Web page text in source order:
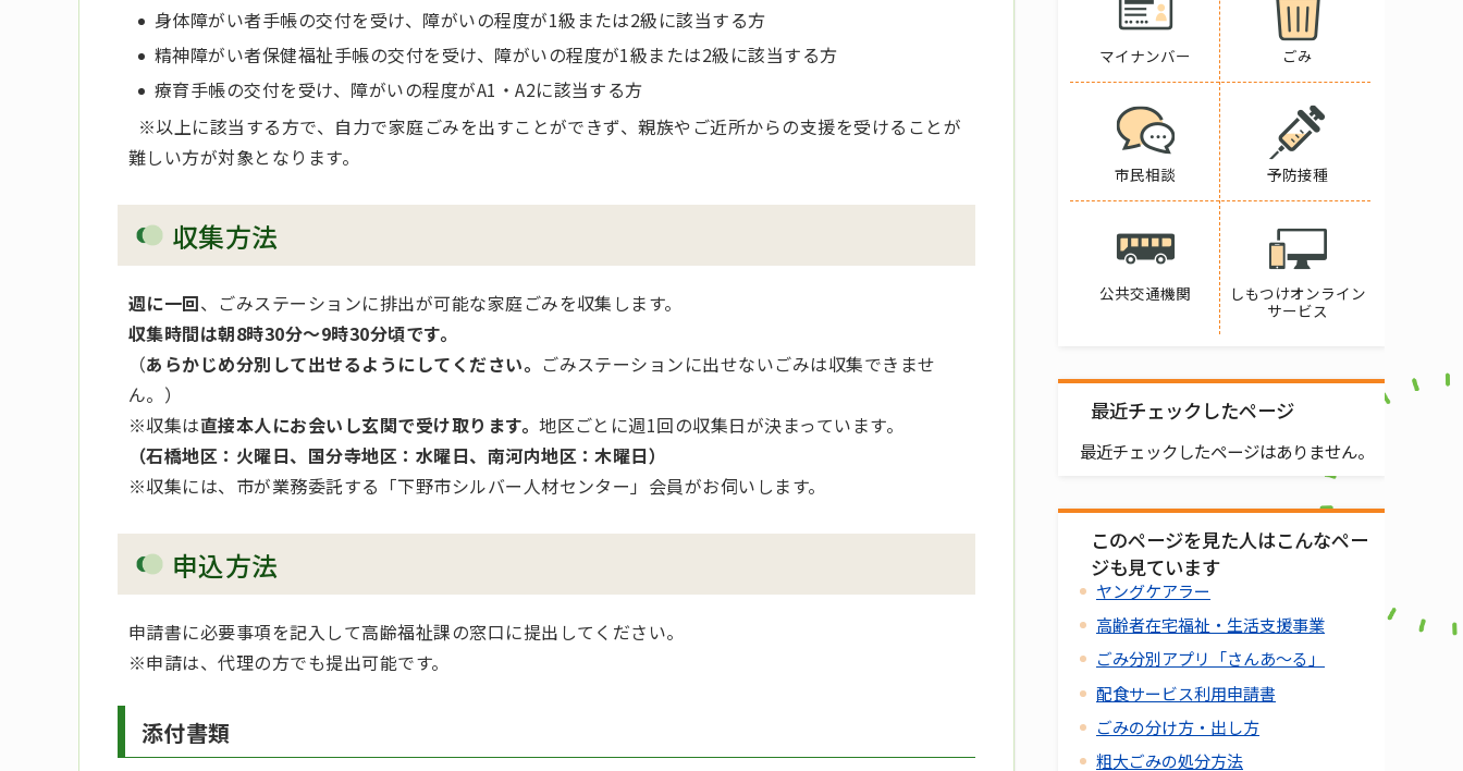
身体障がい者手帳の交付を受け、障がいの程度が1級または2級に該当する方
精神障がい者保健福祉手帳の交付を受け、障がいの程度が1級または2級に該当する方
療育手帳の交付を受け、障がいの程度がA1・A2に該当する方
※以上に該当する方で、自力で家庭ごみを出すことができず、親族やご近所からの支援を受けることが
難しい方が対象となります。
収集方法
週に一回、ごみステーションに排出が可能な家庭ごみを収集します。
収集時間は朝8時30分～9時30分頃です。
（あらかじめ分別して出せるようにしてください。 ごみステーションに出せないごみは収集できませ
ん。）
※収集は直接本人にお会いし玄関で受け取ります。地区ごとに週1回の収集日が決まっています。
（石橋地区：火曜日、国分寺地区：水曜日、南河内地区：木曜日）
※収集には、市が業務委託する「下野市シルバー人材センター」会員がお伺いします。
申込方法
申請書に必要事項を記入して高齢福祉課の窓口に提出してください。
※申請は、代理の方でも提出可能です。
添付書類
マイナンバー ごみ
市民相談 予防接種
公共交通機関
しもつけオンライン
サービス
最近チェックしたページ
最近チェックしたページはありません。
このページを見た人はこんなペー
ジも見ています
ヤングケアラー
高齢者在宅福祉・生活支援事業
ごみ分別アプリ「さんあ～る」
配食サービス利用申請書
ごみの分け方・出し方
粗大ごみの処分方法